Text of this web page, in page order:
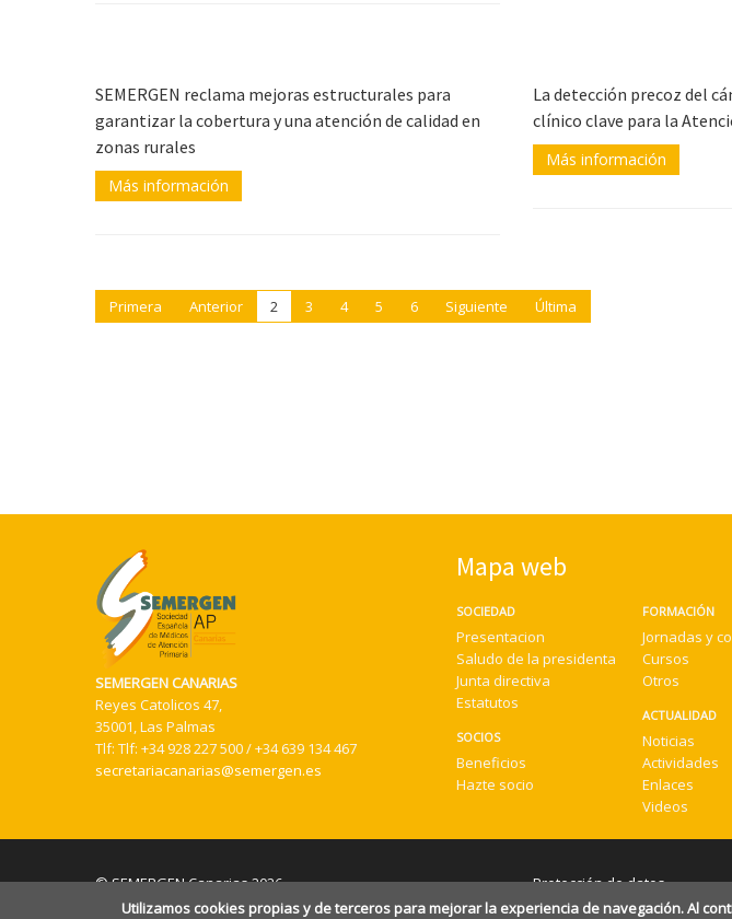
SEMERGEN reclama mejoras estructurales para
garantizar la cobertura y una atención de calidad en
zonas rurales
Más información
La detección precoz del
clínico clave para la
Más información
Primera Anterior 2 3 4 5 6 Siguiente Última
SEMERGEN CANARIAS
Reyes Catolicos 47,
35001, Las Palmas
Tlf: Tlf: +34 928 227 500 / +34 639 134 467
secretariacanarias@semergen.es
Mapa web
SOCIEDAD
Presentacion
Saludo de la presidenta
Junta directiva
Estatutos
SOCIOS
Beneficios
Hazte socio
FORMACIÓN
Jornadas y
Cursos
Otros
ACTUALIDAD
Noticias
Actividades
Enlaces
Videos
© SEMERGEN Canarias 2026 Protección de datos
Utilizamos cookies propias y de terceros para mejorar la experiencia de navegación. Al